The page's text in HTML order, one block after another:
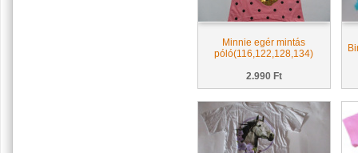
Minnie egér mintás
póló(116,122,128,134)
2.990 Ft